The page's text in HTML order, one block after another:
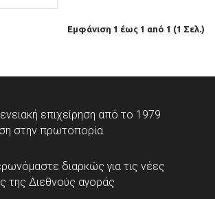
Εμφάνιση 1 έως 1 από 1 (1 Σελ.)
επιχείρηση από το 1979
στην πρωτοπορία
διαρκώς για τις νέες
της Διεθνούς αγοράς